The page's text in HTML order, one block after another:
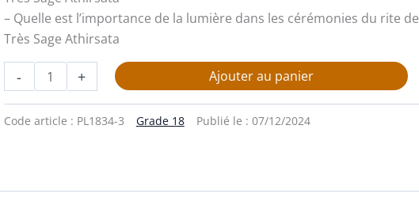
– Quelle est l’importance de la lumière dans les cérémonies du rite de
Très Sage Athirsata
- + Ajouter au panier
Code article : PL1834-3 Grade 18 Publié le : 07/12/2024